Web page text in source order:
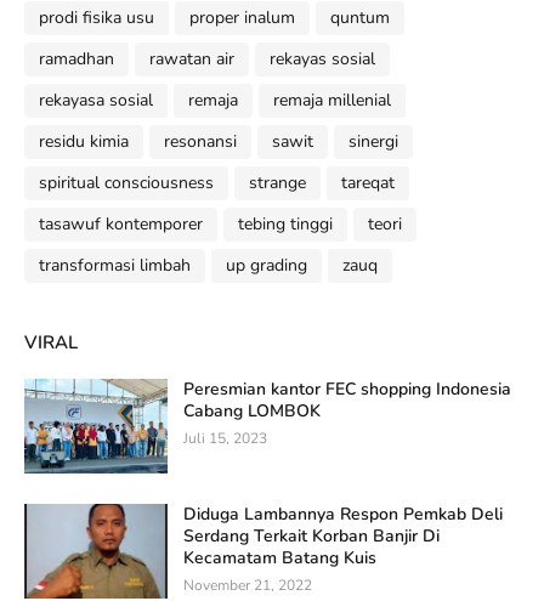
prodi fisika usu
proper inalum
quntum
ramadhan
rawatan air
rekayas sosial
rekayasa sosial
remaja
remaja millenial
residu kimia
resonansi sawit
sinergi
spiritual consciousness
strange
tareqat
tasawuf kontemporer
tebing tinggi
teori
transformasi limbah
up grading zauq
VIRAL
Peresmian kantor FEC shopping Indonesia
Cabang LOMBOK
Juli 15, 2023
Diduga Lambannya Respon Pemkab Deli
Serdang Terkait Korban Banjir Di
Kecamatam Batang Kuis
November 21, 2022